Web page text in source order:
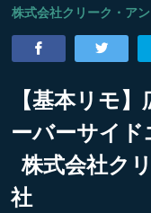
株式会社クリーク・ア
【基本リモ
ーバーサイ
株式会社ク
社